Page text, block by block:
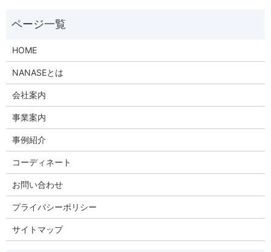
HOME
NANASEとは
会社案内
事業案内
事例紹介
コーディネート
お問い合わせ
プライバシーポリシー
サイトマップ